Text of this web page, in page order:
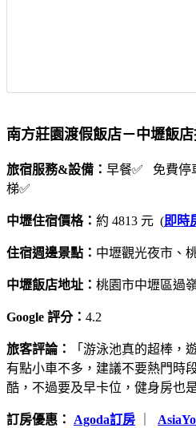
南方莊園渡假飯店－中壢飯
旅宿服務&設備： 早餐✅ 免費停
梯✅
中壢住宿價格： 約 4813 元 (即時
住宿週邊景點： 中壢觀光夜市、
中壢飯店地址： 桃園市中壢區過
Google 評分： 4.2
旅客評論：
「游泳池真的超棒，
有點小車不多，建議不要熱門時
酷，不過要及早卡位，健身房也
訂房優惠： Agoda訂房